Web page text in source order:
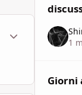
Statistiche Autore
1
Giorni